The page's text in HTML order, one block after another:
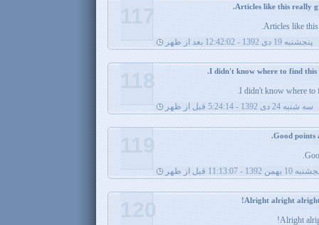
Articles like this
پنجشنبه 19 دی 1392 - 12:42:02 بعد از ظهر
117
I didn't know where to
سه شنبه 24 دی 1392 - 5:24:14 قبل از ظهر
118
10 بهمن 1392 - 11:13:07 قبل از ظهر
119
Alright
120